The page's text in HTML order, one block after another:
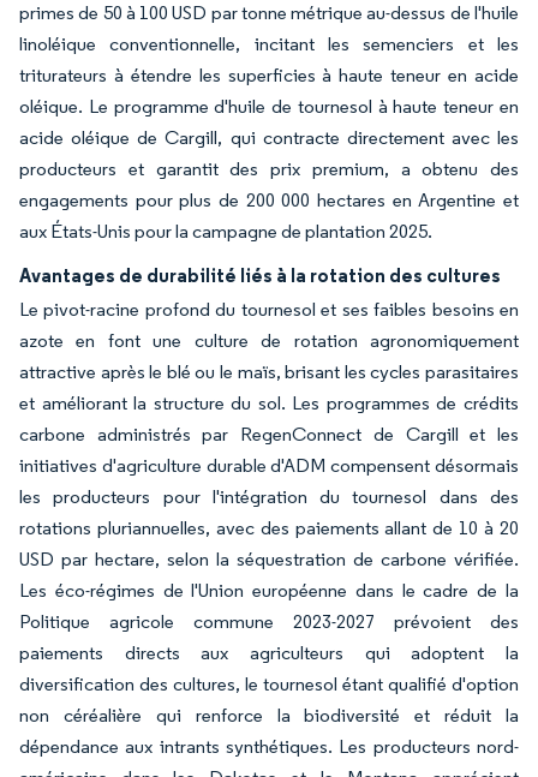
primes de 50 à 100 USD par tonne métrique au-dessus de l'huile
linoléique conventionnelle, incitant les semenciers et les
triturateurs à étendre les superficies à haute teneur en acide
oléique. Le programme d'huile de tournesol à haute teneur en
acide oléique de Cargill, qui contracte directement avec les
producteurs et garantit des prix premium, a obtenu des
engagements pour plus de 200 000 hectares en Argentine et
aux États-Unis pour la campagne de plantation 2025.
Avantages de durabilité liés à la rotation des cultures
Le pivot-racine profond du tournesol et ses faibles besoins en
azote en font une culture de rotation agronomiquement
attractive après le blé ou le maïs, brisant les cycles parasitaires
et améliorant la structure du sol. Les programmes de crédits
carbone administrés par RegenConnect de Cargill et les
initiatives d'agriculture durable d'ADM compensent désormais
les producteurs pour l'intégration du tournesol dans des
rotations pluriannuelles, avec des paiements allant de 10 à 20
USD par hectare, selon la séquestration de carbone vérifiée.
Les éco-régimes de l'Union européenne dans le cadre de la
Politique agricole commune 2023-2027 prévoient des
paiements directs aux agriculteurs qui adoptent la
diversification des cultures, le tournesol étant qualifié d'option
non céréalière qui renforce la biodiversité et réduit la
dépendance aux intrants synthétiques. Les producteurs nord-